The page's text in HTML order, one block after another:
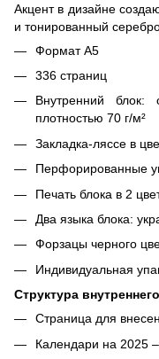
Акцент в дизайне
и тонированный
Формат А5
336 страниц
Внутренний блок:
плотностью 70 г/м²
Закладка-ляссе в
Перфорированные
Печать блока в 2
Два языка блока:
Форзацы черного
Индивидуальная
Структура
Страница для
Календари на 2025